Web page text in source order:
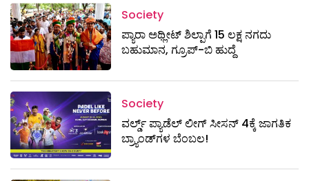
Society
ಪ್ಯಾರಾ ಅಥ್ಲೀಟ್ ಶಿಲ್ಪಾಗೆ 15 ಲಕ್ಷ ನಗದು
ಬಹುಮಾನ, ಗ್ರೂಪ್-ಬಿ ಹುದ್ದೆ
Society
ವರ್ಲ್ಡ್ ಪ್ಯಾಡೆಲ್ ಲೀಗ್ ಸೀಸನ್ 4ಕ್ಕೆ ಜಾಗತಿಕ
ಬ್ರ್ಯಾಂಡ್‌ಗಳ ಬೆಂಬಲ!